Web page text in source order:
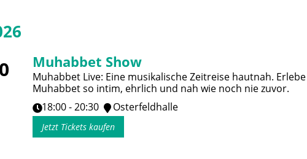
Muhabbet Show
Muhabbet Live: Eine musikalische Zeitreise hautnah. Erlebe
Muhabbet so intim, ehrlich und nah wie noch nie zuvor.
18:00 - 20:30
Osterfeldhalle
Jetzt Tickets kaufen